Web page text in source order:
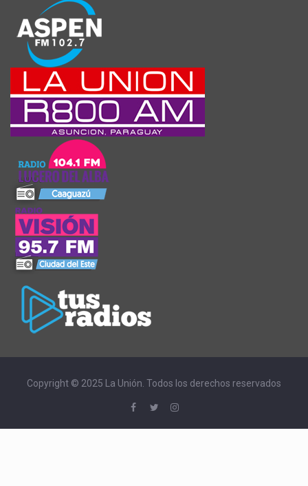
Copyright © 2025 La Unión. Todos los derechos reservados